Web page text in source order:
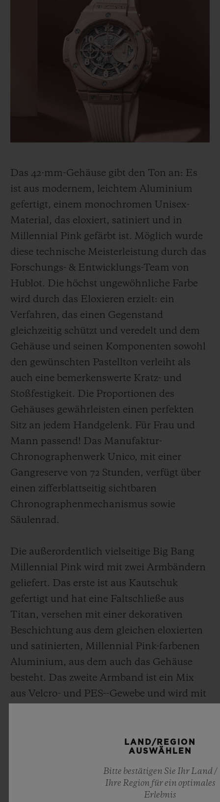
integrative und selbstbewusste
Lebenseinstellung. Eine frische, junge
Vision, voller Substanz, die Stil neu
Diese chromatische Illustration einer
neuen Ära erregte unweigerlich die
von
Hublot und seinem Partner Garage Italia
zum Ausgangspunkt für die Entwicklung
der Big Bang Millennial Pink.
Das 42-mm-Gehäuse gibt den Ton an: Es
ist aus modernem, leichtem Aluminium
gefertigt, einem monochromen Unisex-
Material, das eloxiert, satiniert und in
Millennial Pink gefärbt ist. Möglich wurde
diese technische Meisterleistung durch das
Forschungs- & Entwicklungs-Team von
Hublot. Die höchst ungewöhnliche Farbe
wird durch das Eloxieren erzielt: ein
Verfahren, das einen Gegenstand
gleichzeitig schützt und veredelt und dem
Gehäuse und seinen Komponenten sowohl
den gewünschten Pastellton verleiht als
auch eine bemerkenswerte Kratz- und
Stoßfestigkeit. Die Proportionen des
Gehäuses gewährleisten einen perfekten
Sitz an jedem Handgelenk. Für Frau und
Mann passend! Das Manufaktur-
Chronographenwerk Unico, mit einer
Gangreserve von 72 Stunden, verfügt über
einen zifferblattseitig sichtbaren
Chronographenmechanismus sowie
Säulenrad.
Die außerordentlich vielseitige Big Bang
Millennial Pink wird mit zwei Armbändern
geliefert. Das erste ist aus Kautschuk
gefertigt und hat eine Faltschließe aus
Titan, versehen mit einer dekorativen
Beschichtung aus dem gleichen eloxierten
und satinierten, Millennial Pink-farbenen
Aluminium, aus dem auch das Gehäuse
besteht. Das zweite Armband ist ein Mix
aus Velcro- und PES--Gewebe und wird mit
Aluminium verschlossen. Dank des
von Hublot lassen sich die beiden
Armbänder leicht austauschen.
LAND/REGION
AUSWÄHLEN
Bitte bestätigen Sie Ihr Land /
Ihre Region für ein optimales
Erlebnis